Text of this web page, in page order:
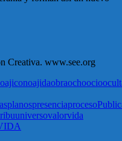
Creativa. www.see.org
noajidaobraochoocio
planospresenciaproceso
universovalorvida